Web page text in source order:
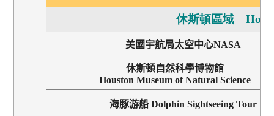
休斯頓區域
美國宇航局太空中心NASA
休斯頓自然科學博物館
Houston Museum of Natural Science
海豚游船 Dolphin Sightseeing Tour